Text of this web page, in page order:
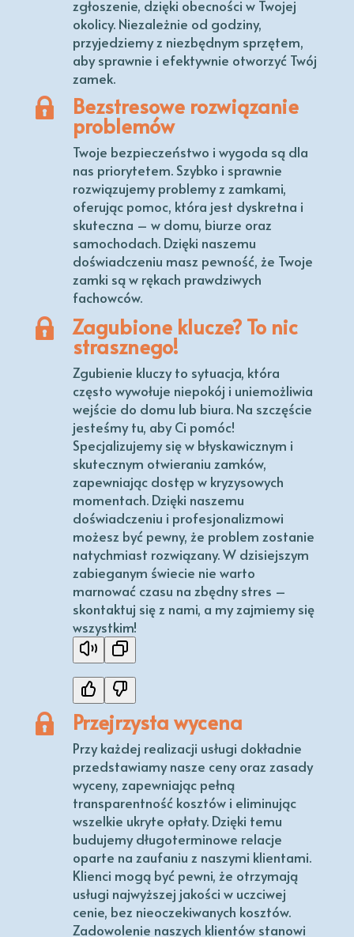
zgłoszenie, dzięki obecności w Twojej
okolicy. Niezależnie od godziny,
przyjedziemy z niezbędnym sprzętem,
aby sprawnie i efektywnie otworzyć Twój
zamek.
Bezstresowe rozwiązanie
problemów
Twoje bezpieczeństwo i wygoda są dla
nas priorytetem. Szybko i sprawnie
rozwiązujemy problemy z zamkami,
oferując pomoc, która jest dyskretna i
skuteczna – w domu, biurze oraz
samochodach. Dzięki naszemu
doświadczeniu masz pewność, że Twoje
zamki są w rękach prawdziwych
fachowców.
Zagubione klucze? To nic
strasznego!
Zgubienie kluczy to sytuacja, która
często wywołuje niepokój i uniemożliwia
wejście do domu lub biura. Na szczęście
jesteśmy tu, aby Ci pomóc!
Specjalizujemy się w błyskawicznym i
skutecznym otwieraniu zamków,
zapewniając dostęp w kryzysowych
momentach. Dzięki naszemu
doświadczeniu i profesjonalizmowi
możesz być pewny, że problem zostanie
natychmiast rozwiązany. W dzisiejszym
zabieganym świecie nie warto
marnować czasu na zbędny stres –
skontaktuj się z nami, a my zajmiemy się
wszystkim!
Przejrzysta wycena
Przy każdej realizacji usługi dokładnie
przedstawiamy nasze ceny oraz zasady
wyceny, zapewniając pełną
transparentność kosztów i eliminując
wszelkie ukryte opłaty. Dzięki temu
budujemy długoterminowe relacje
oparte na zaufaniu z naszymi klientami.
Klienci mogą być pewni, że otrzymają
usługi najwyższej jakości w uczciwej
cenie, bez nieoczekiwanych kosztów.
Zadowolenie naszych klientów stanowi